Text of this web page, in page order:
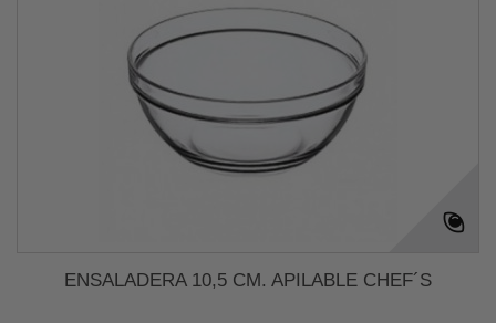
ENSALADERA 10,5 CM. APILABLE CHEF´S